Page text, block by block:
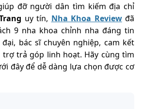
đỡ người dân tìm kiếm địa chỉ
uy tín, Nha Khoa Reviewđã
9 nha khoa chỉnh nha đáng tin
bác sĩ chuyên nghiệp, cam kết
trợ trả góp linh hoạt. Hãy cùng tìm
đây để dễ dàng lựa chọn được cơ